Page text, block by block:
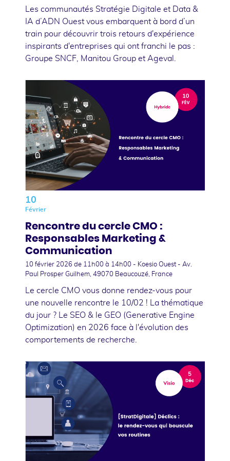
Les communautés Stratégie Digitale et Data &
IA d’ADN Ouest vous embarquent à bord d’un
train pour découvrir trois retours d'expérience
inspirants d'entreprises qui ont franchi le pas :
Groupe SNCF, Manitou Group et Ageval.
10
Février
Rencontre du cercle CMO :
Responsables Marketing &
Communication
10 février 2026 de 11h00 à 14h00 - Koesio Ouest - Av.
Paul Prosper Guilhem, 49070 Beaucouzé, France
Le cercle CMO vous donne rendez-vous pour
une nouvelle rencontre le 10/02 ! La thématique
du jour ? Le SEO & le GEO (Generative Engine
Optimization) en 2026 face à l'évolution des
comportements de recherche.